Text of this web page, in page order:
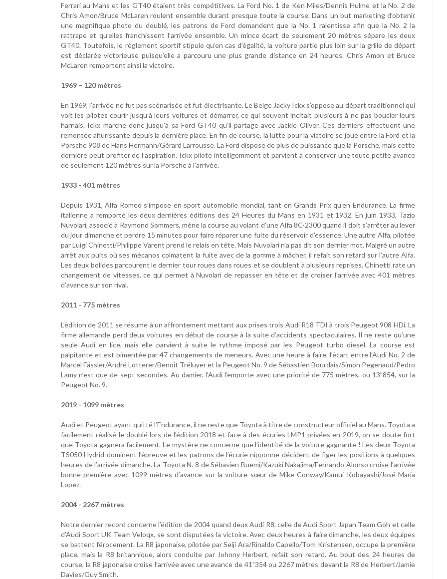
Ferrari au Mans et les GT40 étaient très compétitives. La Ford No. 1 de Ken Miles/Dennis Hulme et la No. 2 de
Chris Amon/Bruce McLaren roulent ensemble durant presque toute la course. Dans un but marketing d’obtenir
une magnifique photo du doublé, les patrons de Ford demandent que la No. 1 ralentisse afin que la No. 2 la
rattrape et qu’elles franchissent l’arrivée ensemble. Un mince écart de seulement 20 mètres sépare les deux
GT40. Toutefois, le règlement sportif stipule qu’en cas d’égalité, la voiture partie plus loin sur la grille de départ
est déclarée victorieuse puisqu’elle a parcouru une plus grande distance en 24 heures. Chris Amon et Bruce
McLaren remportent ainsi la victoire.
1969 – 120 mètres
En 1969, l’arrivée ne fut pas scénarisée et fut électrisante. Le Belge Jacky Ickx s’oppose au départ traditionnel qui
voit les pilotes courir jusqu’à leurs voitures et démarrer, ce qui souvent incitait plusieurs à ne pas boucler leurs
harnais. Ickx marche donc jusqu’à sa Ford GT40 qu’il partage avec Jackie Oliver. Ces derniers effectuent une
remontée ahurissante depuis la dernière place. En fin de course, la lutte pour la victoire se joue entre la Ford et la
Porsche 908 de Hans Hermann/Gérard Larrousse. La Ford dispose de plus de puissance que la Porsche, mais cette
dernière peut profiter de l’aspiration. Ickx pilote intelligemment et parvient à conserver une toute petite avance
de seulement 120 mètres sur la Porsche à l’arrivée.
1933 - 401 mètres
Depuis 1931, Alfa Romeo s’impose en sport automobile mondial, tant en Grands Prix qu’en Endurance. La firme
italienne a remporté les deux dernières éditions des 24 Heures du Mans en 1931 et 1932. En juin 1933, Tazio
Nuvolari, associé à Raymond Sommers, mène la course au volant d’une Alfa 8C-2300 quand il doit s’arrêter au lever
du jour dimanche et perdre 15 minutes pour faire réparer une fuite du réservoir d’essence. Une autre Alfa, pilotée
par Luigi Chinetti/Philippe Varent prend le relais en tête. Mais Nuvolari n’a pas dit son dernier mot. Malgré un autre
arrêt aux puits où ses mécanos colmatent la fuite avec de la gomme à mâcher, il refait son retard sur l’autre Alfa.
Les deux bolides parcourent le dernier tour roues dans roues et se doublent à plusieurs reprises. Chinetti rate un
changement de vitesses, ce qui permet à Nuvolari de repasser en tête et de croiser l’arrivée avec 401 mètres
d’avance sur son rival.
2011 - 775 mètres
L’édition de 2011 se résume à un affrontement mettant aux prises trois Audi R18 TDI à trois Peugeot 908 HDi. La
firme allemande perd deux voitures en début de course à la suite d’accidents spectaculaires. Il ne reste qu’une
seule Audi en lice, mais elle parvient à suite le rythme imposé par les Peugeot turbo diesel. La course est
palpitante et est pimentée par 47 changements de meneurs. Avec une heure à faire, l’écart entre l’Audi No. 2 de
Marcel Fässler/André Lotterer/Benoit Tréluyer et la Peugeot No. 9 de Sébastien Bourdais/Simon Pegenaud/Pedro
Lamy n’est que de sept secondes. Au damier, l’Audi l’emporte avec une priorité de 775 mètres, ou 13”854, sur la
Peugeot No. 9.
2019 - 1099 mètres
Audi et Peugeot ayant quitté l’Endurance, il ne reste que Toyota à titre de constructeur officiel au Mans. Toyota a
facilement réalisé le doublé lors de l’édition 2018 et face à des écuries LMP1 privées en 2019, on se doute fort
que Toyota gagnera facilement. Le mystère ne concerne que l’identité de la voiture gagnante ! Les deux Toyota
TS050 Hydrid dominent l’épreuve et les patrons de l’écurie nipponne décident de figer les positions à quelques
heures de l’arrivée dimanche. La Toyota N. 8 de Sébasien Buemi/Kazuki Nakajima/Fernando Alonso croise l’arrivée
bonne première avec 1099 mètres d’avance sur la voiture sœur de Mike Conway/Kamui Kobayashi/José Maria
Lopez.
2004 - 2267 mètres
Notre dernier record concerne l’édition de 2004 quand deux Audi R8, celle de Audi Sport Japan Team Goh et celle
d’Audi Sport UK Team Veloqx, se sont disputées la victoire. Avec deux heures à faire dimanche, les deux équipes
se battent férocement. La R8 japonaise, pilotée par Seiji Ara/Rinaldo Capello/Tom Kristensen, occupe la première
place, mais la R8 britannique, alors conduite par Johnny Herbert, refait son retard. Au bout des 24 heures de
course, la R8 japonaise croise l’arrivée avec une avance de 41”354 ou 2267 mètres devant la R8 de Herbert/Jamie
Davies/Guy Smith.